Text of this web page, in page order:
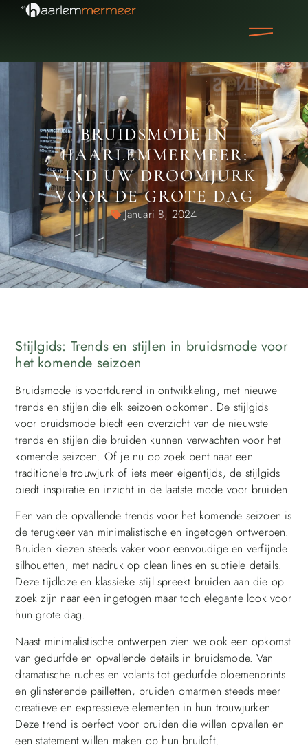
BRUIDSMODE IN
HAARLEMMERMEER:
VIND UW DROOMJURK
VOOR DE GROTE DAG
Januari 8, 2024
Stijlgids: Trends en stijlen in bruidsmode voor
het komende seizoen
Bruidsmode is voortdurend in ontwikkeling, met nieuwe
trends en stijlen die elk seizoen opkomen. De stijlgids
voor bruidsmode biedt een overzicht van de nieuwste
trends en stijlen die bruiden kunnen verwachten voor het
komende seizoen. Of je nu op zoek bent naar een
traditionele trouwjurk of iets meer eigentijds, de stijlgids
biedt inspiratie en inzicht in de laatste mode voor bruiden.
Een van de opvallende trends voor het komende seizoen is
de terugkeer van minimalistische en ingetogen ontwerpen.
Bruiden kiezen steeds vaker voor eenvoudige en verfijnde
silhouetten, met nadruk op clean lines en subtiele details.
Deze tijdloze en klassieke stijl spreekt bruiden aan die op
zoek zijn naar een ingetogen maar toch elegante look voor
hun grote dag.
Naast minimalistische ontwerpen zien we ook een opkomst
van gedurfde en opvallende details in bruidsmode. Van
dramatische ruches en volants tot gedurfde bloemenprints
en glinsterende pailletten, bruiden omarmen steeds meer
creatieve en expressieve elementen in hun trouwjurken.
Deze trend is perfect voor bruiden die willen opvallen en
een statement willen maken op hun bruiloft.